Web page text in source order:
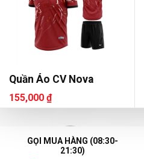
Quần Áo CV Nova
155,000 ₫
GỌI MUA HÀNG (08:30-
21:30)